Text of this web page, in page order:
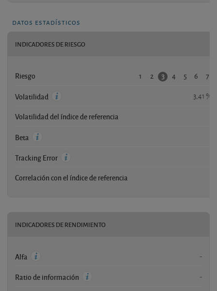
datos estadísticos
INDICADORES DE RIESGO
Riesgo 1 2 3 4 5 6 7
Volatilidad 3,41 %
Volatilidad del índice de referencia
Beta
Tracking Error
Correlación con el índice de referencia
INDICADORES DE RENDIMIENTO
Alfa -
Ratio de información -